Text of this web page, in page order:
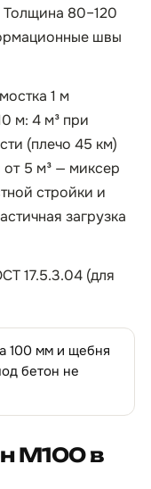
Толщина 80–120
швы
1 м
м: 4 м³ при
(плечо 45 км)
от 5 м³ — миксер
стройки и
загрузка
17.5.3.04 (для
100 мм и щебня
бетон не
М100 в